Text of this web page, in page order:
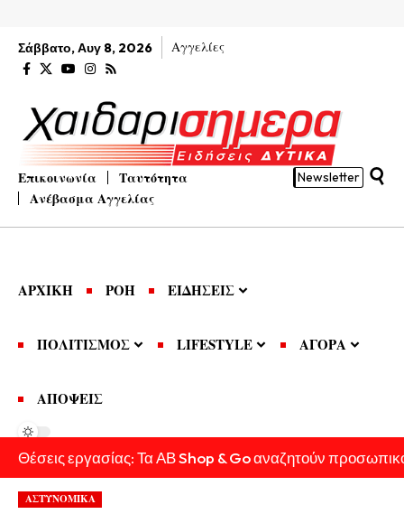
Σάββατο, Αυγ 8, 2026 Αγγελίες
Επικοινωνία
Ταυτότητα
Ανέβασμα Αγγελίας
Newsletter
ΑΡΧΙΚΗ ΡΟΗ ΕΙΔΗΣΕΙΣ
ΠΟΛΙΤΙΣΜΟΣ LIFESTYLE ΑΓΟΡΑ
ΑΠΟΨΕΙΣ
Θέσεις εργασίας: Τα ΑΒ Shop & Go αναζητούν
ΑΣΤΥΝΟΜΙΚΑ